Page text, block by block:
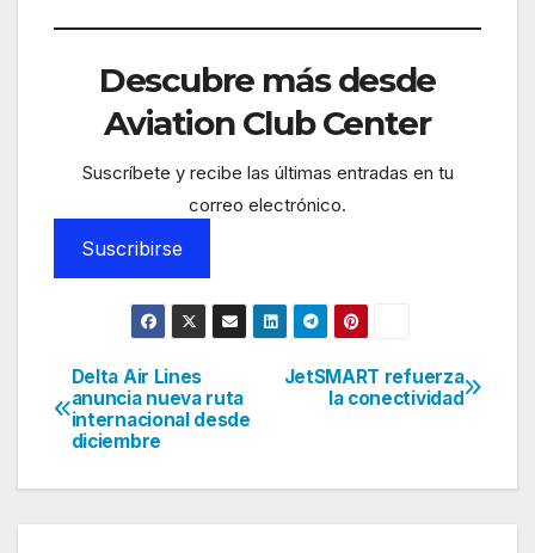
Descubre más desde
Aviation Club Center
Suscríbete y recibe las últimas entradas en tu
correo electrónico.
Suscribirse
Navegación
de
entradas
JetSMART refuerza
la conectividad
Delta Air Lines
anuncia nueva ruta
internacional desde
diciembre